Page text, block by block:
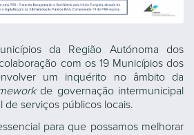
da Região Autónoma dos
com os 19 Municípios dos
um inquérito no âmbito da
de governação intermunicipal
de serviços públicos locais.
para que possamos melhorar